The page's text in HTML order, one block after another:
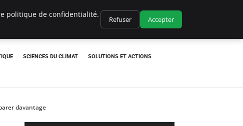
SCIENCES DU CLIMAT SOLUTIONS ET ACTIONS
davantage
politique de confidentialité.
Refuser Accepter